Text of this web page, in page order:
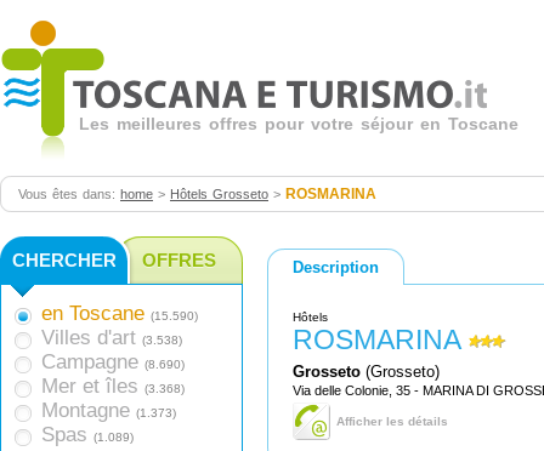
Les meilleures offres pour votre séjour en Toscane
Vous êtes dans: home > Hôtels Grosseto > ROSMARINA
Description
Hôtels
ROSMARINA
Grosseto (Grosseto)
Via delle Colonie, 35 - MARINA DI
Afficher les détails
CHERCHER OFFRES
en Toscane (15.590)
Villes d'art (3.538)
Campagne (8.690)
Mer et îles (3.368)
Montagne (1.373)
Spas (1.089)